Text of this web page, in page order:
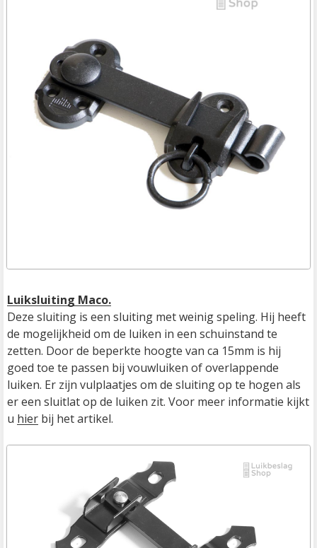
Luiksluiting Maco.
Deze sluiting is een sluiting met weinig speling. Hij heeft
de mogelijkheid om de luiken in een schuinstand te
zetten. Door de beperkte hoogte van ca 15mm is hij
goed toe te passen bij vouwluiken of overlappende
luiken. Er zijn vulplaatjes om de sluiting op te hogen als
er een sluitlat op de luiken zit. Voor meer informatie kijkt
u hier bij het artikel.